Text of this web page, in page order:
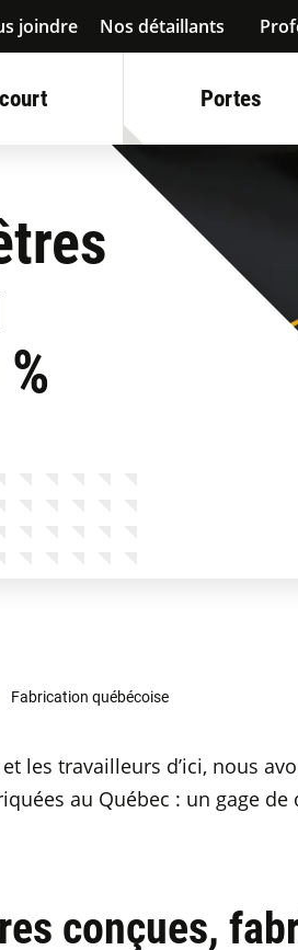
joindre Nos détaillants
Portes
Fabrication québécoise
les travailleurs d’ici, nous
au Québec : un gage
conçues,